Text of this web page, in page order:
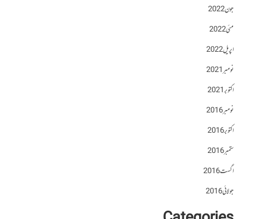
جون 2022
مئی 2022
اپریل 2022
نومبر 2021
اکتوبر 2021
نومبر 2016
اکتوبر 2016
ستمبر 2016
اگست 2016
جولائی 2016